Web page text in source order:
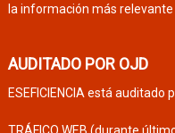
la información más
AUDITADO POR OJD
ESEFICIENCIA está auditado
TRÁFICO WEB (durante